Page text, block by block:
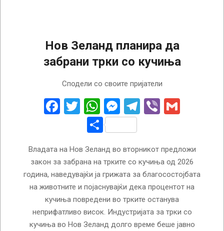
Нов Зеланд планира да
забрани трки со кучиња
Сподели со своите пријатели
Facebook
Twitter
WhatsApp
Messenger
Telegram
Viber
Share
Владата на Нов Зеланд во вторникот предложи
закон за забрана на трките со кучиња од 2026
година, наведувајќи ја грижата за благосостојбата
на животните и појаснувајќи дека процентот на
кучиња повредени во трките останува
неприфатливо висок. Индустријата за трки со
кучиња во Нов Зеланд долго време беше јавно